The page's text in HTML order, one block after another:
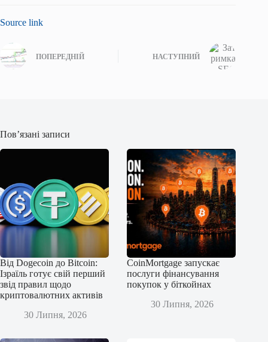
Source link
ПОПЕРЕДНІЙ НАСТУПНИЙ
Пов’язані записи
Від Dogecoin до Bitcoin:
Ізраїль готує свій перший
звід правил щодо
криптовалютних активів
30 Липня, 2026
CoinMortgage запускає
послуги фінансування
покупок у біткойнах
30 Липня, 2026